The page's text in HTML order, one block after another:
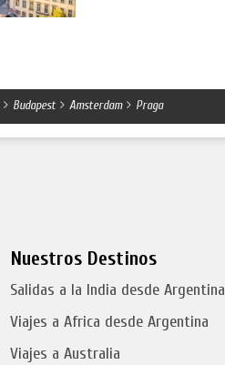
Budapest Amsterdam Praga
Nuestros Destinos
Salidas a la India desde Argentina
Viajes a Africa desde Argentina
Viajes a Australia